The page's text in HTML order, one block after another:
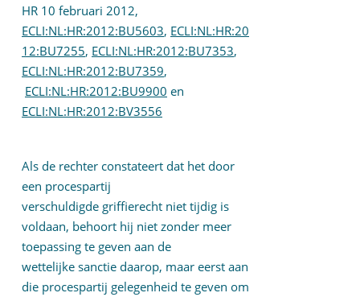
HR 10 februari 2012,
ECLI:NL:HR:2012:BU5603, ECLI:NL:HR:20
12:BU7255, ECLI:NL:HR:2012:BU7353,
ECLI:NL:HR:2012:BU7359,
ECLI:NL:HR:2012:BU9900 en
ECLI:NL:HR:2012:BV3556
Als de rechter constateert dat het door
een procespartij
verschuldigde griffierecht niet tijdig is
voldaan, behoort hij niet zonder meer
toepassing te geven aan de
wettelijke sanctie daarop, maar eerst aan
die procespartij gelegenheid te geven om